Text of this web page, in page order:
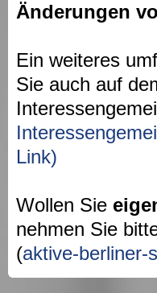
Änderungen
Ein weiteres
Sie auch auf
Link)
Wollen Sie
nehmen Sie
(aktive-berliner-